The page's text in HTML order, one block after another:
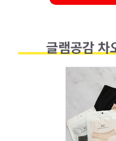
글램공감